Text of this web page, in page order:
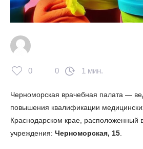
0 0 1 мин.
Черноморская врачебная палата —
повышения квалификации
Краснодарском крае, расположенный
учреждения: Черноморская, 15